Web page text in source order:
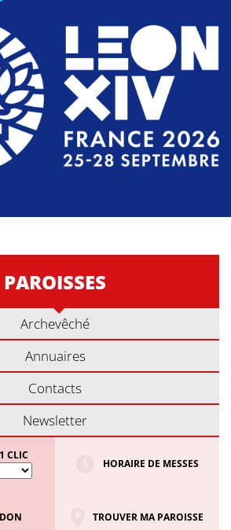
PAROISSES
Archevêché
Annuaires
Contacts
Newsletter
CLIC
HORAIRE DE MESSES
TROUVER MA PAROISSE